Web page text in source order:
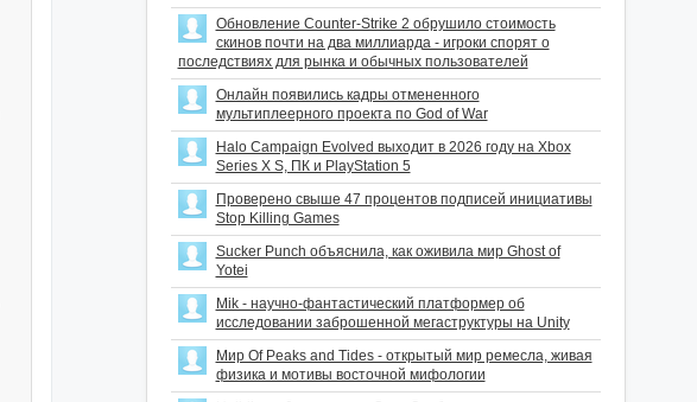
Обновление Counter-Strike 2 обрушило стоимость
скинов почти на два миллиарда - игроки спорят о
последствиях для рынка и обычных пользователей
Онлайн появились кадры отмененного
мультиплеерного проекта по God of War
Halo Campaign Evolved выходит в 2026 году на Xbox
Series X S, ПК и PlayStation 5
Проверено свыше 47 процентов подписей инициативы
Stop Killing Games
Sucker Punch объяснила, как оживила мир Ghost of
Yotei
Mik - научно-фантастический платформер об
исследовании заброшенной мегаструктуры на Unity
Мир Of Peaks and Tides - открытый мир ремесла, живая
физика и мотивы восточной мифологии